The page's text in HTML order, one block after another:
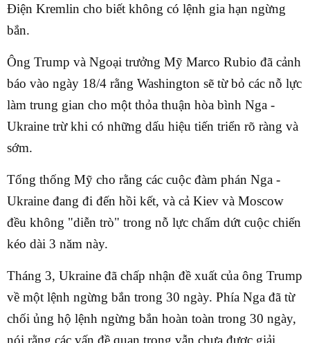
Điện Kremlin cho biết không có lệnh gia hạn ngừng
bắn.
Ông Trump và Ngoại trưởng Mỹ Marco Rubio đã cảnh
báo vào ngày 18/4 rằng Washington sẽ từ bỏ các nỗ lực
làm trung gian cho một thỏa thuận hòa bình Nga -
Ukraine trừ khi có những dấu hiệu tiến triển rõ ràng và
sớm.
Tổng thống Mỹ cho rằng các cuộc đàm phán Nga -
Ukraine đang đi đến hồi kết, và cả Kiev và Moscow
đều không "diễn trò" trong nỗ lực chấm dứt cuộc chiến
kéo dài 3 năm này.
Tháng 3, Ukraine đã chấp nhận đề xuất của ông Trump
về một lệnh ngừng bắn trong 30 ngày. Phía Nga đã từ
chối ủng hộ lệnh ngừng bắn hoàn toàn trong 30 ngày,
nói rằng các vấn đề quan trọng vẫn chưa được giải